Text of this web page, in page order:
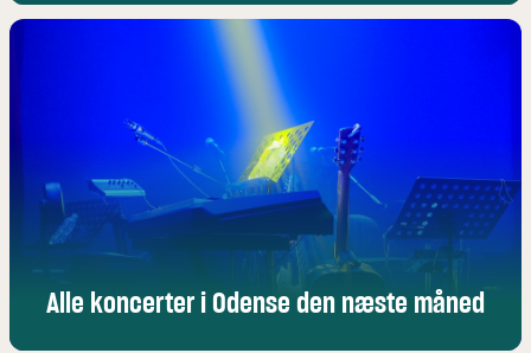
Alle koncerter i Odense den næste måned